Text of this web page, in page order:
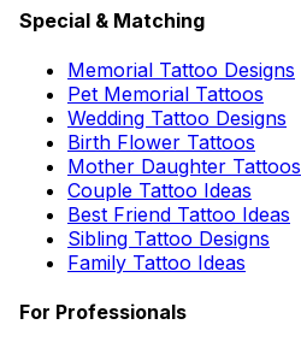
Special & Matching
Memorial Tattoo Designs
Pet Memorial Tattoos
Wedding Tattoo Designs
Birth Flower Tattoos
Mother Daughter Tattoos
Couple Tattoo Ideas
Best Friend Tattoo Ideas
Sibling Tattoo Designs
Family Tattoo Ideas
For Professionals